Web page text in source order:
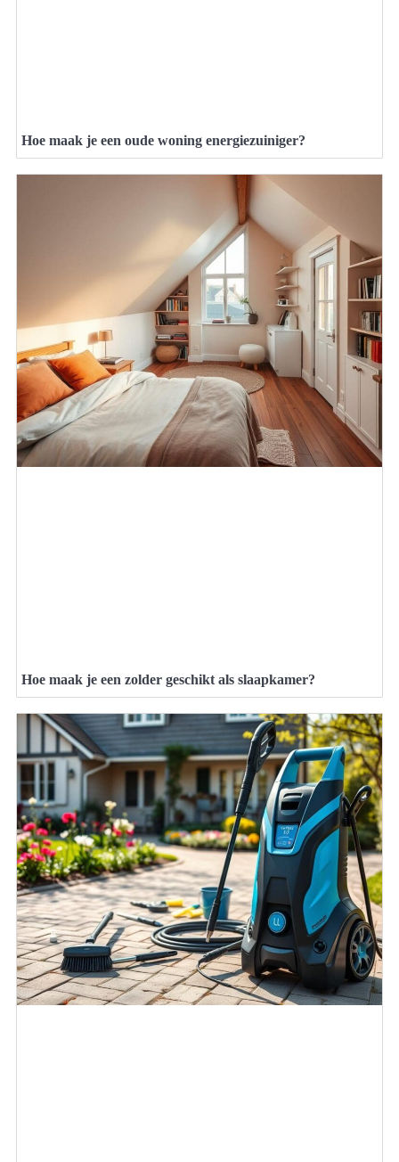
Hoe maak je een oude woning energiezuiniger?
Hoe maak je een zolder geschikt als slaapkamer?